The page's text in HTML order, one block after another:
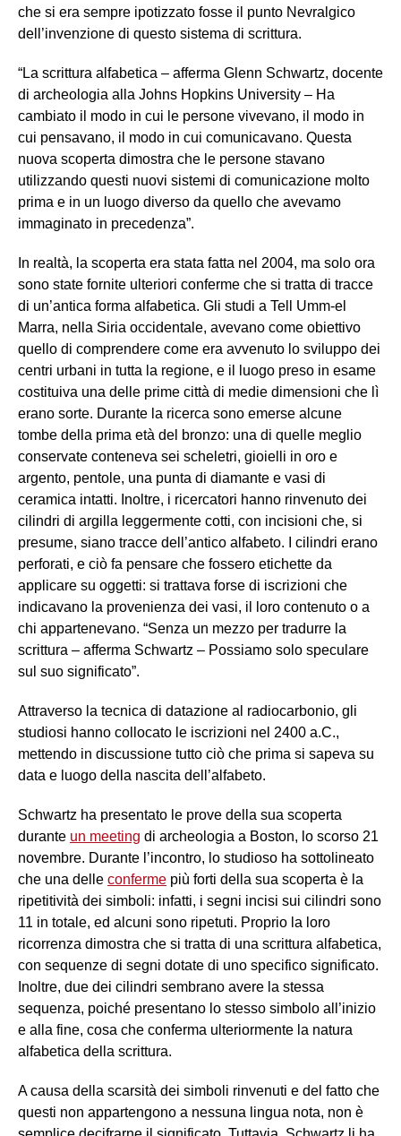
che si era sempre ipotizzato fosse il punto Nevralgico
dell’invenzione di questo sistema di scrittura.
“La scrittura alfabetica – afferma Glenn Schwartz, docente
di archeologia alla Johns Hopkins University – Ha
cambiato il modo in cui le persone vivevano, il modo in
cui pensavano, il modo in cui comunicavano. Questa
nuova scoperta dimostra che le persone stavano
utilizzando questi nuovi sistemi di comunicazione molto
prima e in un luogo diverso da quello che avevamo
immaginato in precedenza”.
In realtà, la scoperta era stata fatta nel 2004, ma solo ora
sono state fornite ulteriori conferme che si tratta di tracce
di un’antica forma alfabetica. Gli studi a Tell Umm-el
Marra, nella Siria occidentale, avevano come obiettivo
quello di comprendere come era avvenuto lo sviluppo dei
centri urbani in tutta la regione, e il luogo preso in esame
costituiva una delle prime città di medie dimensioni che lì
erano sorte. Durante la ricerca sono emerse alcune
tombe della prima età del bronzo: una di quelle meglio
conservate conteneva sei scheletri, gioielli in oro e
argento, pentole, una punta di diamante e vasi di
ceramica intatti. Inoltre, i ricercatori hanno rinvenuto dei
cilindri di argilla leggermente cotti, con incisioni che, si
presume, siano tracce dell’antico alfabeto. I cilindri erano
perforati, e ciò fa pensare che fossero etichette da
applicare su oggetti: si trattava forse di iscrizioni che
indicavano la provenienza dei vasi, il loro contenuto o a
chi appartenevano. “Senza un mezzo per tradurre la
scrittura – afferma Schwartz – Possiamo solo speculare
sul suo significato”.
Attraverso la tecnica di datazione al radiocarbonio, gli
studiosi hanno collocato le iscrizioni nel 2400 a.C.,
mettendo in discussione tutto ciò che prima si sapeva su
data e luogo della nascita dell’alfabeto.
Schwartz ha presentato le prove della sua scoperta
durante un meeting di archeologia a Boston, lo scorso 21
novembre. Durante l’incontro, lo studioso ha sottolineato
che una delle conferme più forti della sua scoperta è la
ripetitività dei simboli: infatti, i segni incisi sui cilindri sono
11 in totale, ed alcuni sono ripetuti. Proprio la loro
ricorrenza dimostra che si tratta di una scrittura alfabetica,
con sequenze di segni dotate di uno specifico significato.
Inoltre, due dei cilindri sembrano avere la stessa
sequenza, poiché presentano lo stesso simbolo all’inizio
e alla fine, cosa che conferma ulteriormente la natura
alfabetica della scrittura.
A causa della scarsità dei simboli rinvenuti e del fatto che
questi non appartengono a nessuna lingua nota, non è